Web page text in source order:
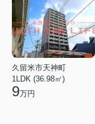
久留米市天神町
1LDK (36.98㎡)
9万円